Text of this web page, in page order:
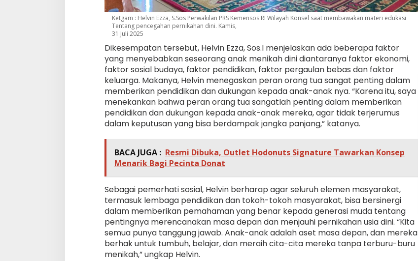
Ketgam : Helvin Ezza, S.Sos Perwakilan PRS Kemensos RI Wilayah Konsel saat membawakan materi edukasi
Tentang pencegahan pernikahan dini. Kamis,
31 Juli 2025
Dikesempatan tersebut, Helvin Ezza, Sos.I menjelaskan ada beberapa faktor
yang menyebabkan seseorang anak menikah dini diantaranya faktor ekonomi,
faktor sosial budaya, faktor pendidikan, faktor pergaulan bebas dan faktor
keluarga. Makanya, Helvin menegaskan peran orang tua sangat penting dalam
memberikan pendidikan dan dukungan kepada anak-anak nya. “Karena itu, saya
menekankan bahwa peran orang tua sangatlah penting dalam memberikan
pendidikan dan dukungan kepada anak-anak mereka, agar tidak terjerumus
dalam keputusan yang bisa berdampak jangka panjang,” katanya.
BACA JUGA : Resmi Dibuka, Outlet Hodonuts Signature Tawarkan Konsep
Menarik Bagi Pecinta Donat
Sebagai pemerhati sosial, Helvin berharap agar seluruh elemen masyarakat,
termasuk lembaga pendidikan dan tokoh-tokoh masyarakat, bisa bersinergi
dalam memberikan pemahaman yang benar kepada generasi muda tentang
pentingnya merencanakan masa depan dan menjauhi pernikahan usia dini. “Kita
semua punya tanggung jawab. Anak-anak adalah aset masa depan, dan mereka
berhak untuk tumbuh, belajar, dan meraih cita-cita mereka tanpa terburu-buru
menikah,” ungkap Helvin.